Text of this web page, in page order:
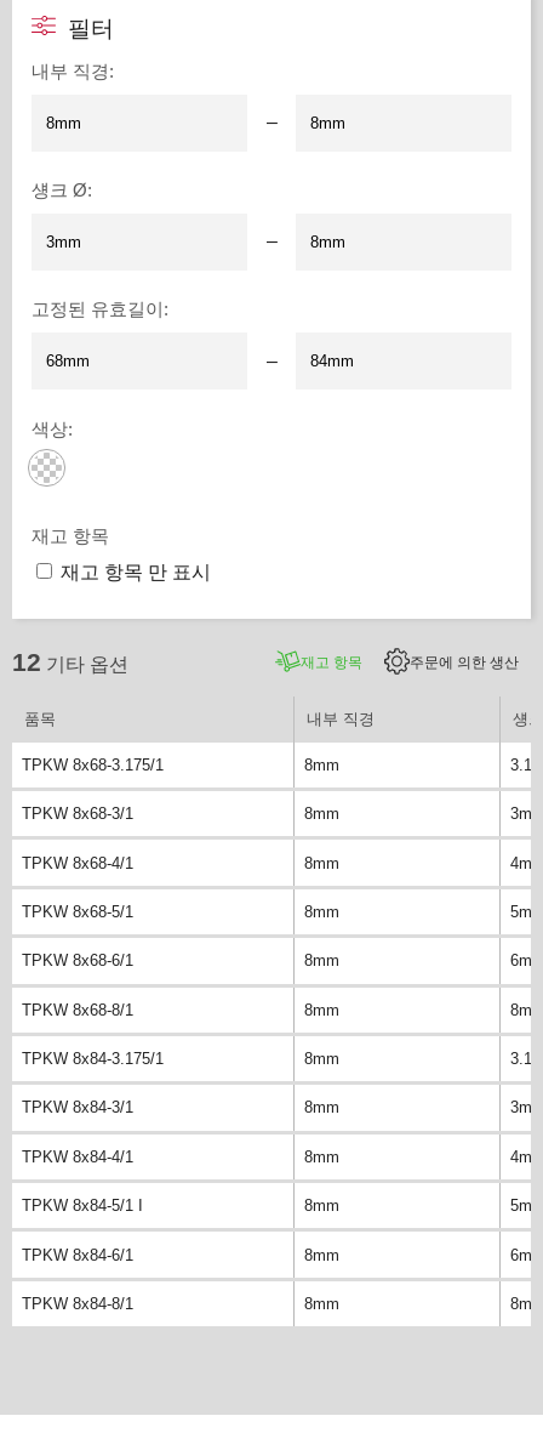
필터
내부 직경:
–
섕크 Ø:
–
고정된 유효길이:
–
색상:
재고 항목
재고 항목 만 표시
12 기타 옵션 재고 항목 주문에 의한 생산
품목 내부 직경 섕
TPKW 8x68-3.175/1 8mm
TPKW 8x68-3/1 8mm
TPKW 8x68-4/1 8mm
TPKW 8x68-5/1 8mm
TPKW 8x68-6/1 8mm
TPKW 8x68-8/1 8mm
TPKW 8x84-3.175/1 8mm
TPKW 8x84-3/1 8mm
TPKW 8x84-4/1 8mm
TPKW 8x84-5/1 I 8mm
TPKW 8x84-6/1 8mm
TPKW 8x84-8/1 8mm